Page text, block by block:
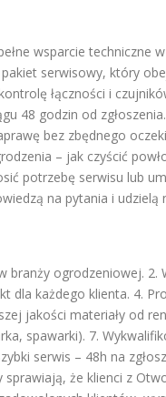
wsparcie techniczne
serwisowy, który
łączności i
48 godzin od
bez zbędnego
– jak czyścić
potrzebę serwisu lub
na pytania i
branży ogrodzeniowej. 2.
dla każdego klienta. 4.
jakości materiały od
spawarki). 7.
serwis – 48h na
że klienci z